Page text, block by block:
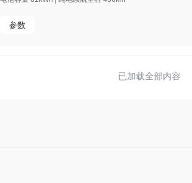
参数
已加载全部内容